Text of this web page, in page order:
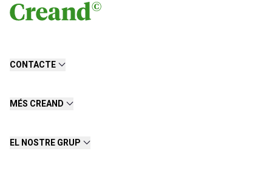
CONTACTE
MÉS CREAND
EL NOSTRE GRUP